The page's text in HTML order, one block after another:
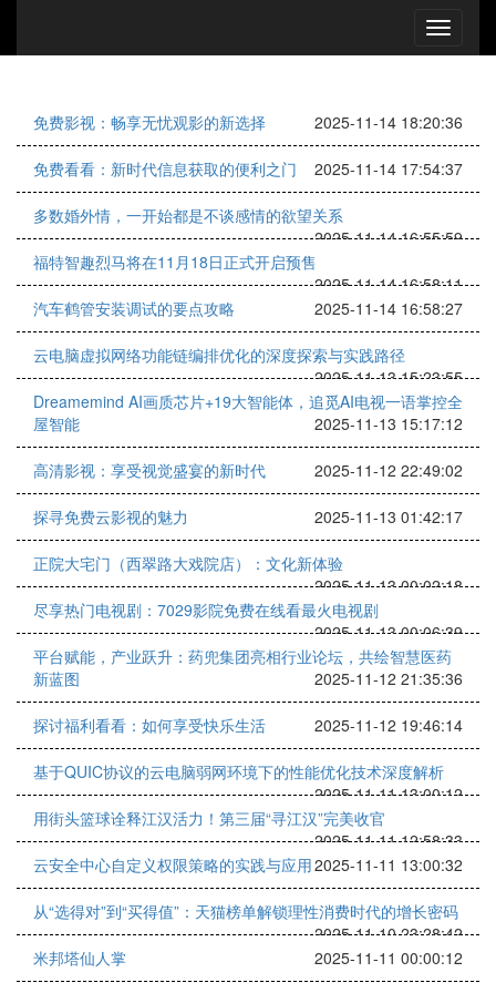
免费影视：畅享无忧观影的新选择 2025-11-14 18:20:36
免费看看：新时代信息获取的便利之门 2025-11-14 17:54:37
多数婚外情，一开始都是不谈感情的欲望关系
2025-11-14 16:55:59
福特智趣烈马将在11月18日正式开启预售
2025-11-14 16:58:11
汽车鹤管安装调试的要点攻略
2025-11-14 16:58:27
云电脑虚拟网络功能链编排优化的深度探索与实践路径
2025-11-13 15:23:55
Dreamemind AI画质芯片+19大智能体，追觅AI电视一语掌控全
屋智能
2025-11-13 15:17:12
高清影视：享受视觉盛宴的新时代 2025-11-12 22:49:02
探寻免费云影视的魅力 2025-11-13 01:42:17
正院大宅门（西翠路大戏院店）：文化新体验
2025-11-13 00:02:18
尽享热门电视剧：7029影院免费在线看最火电视剧
2025-11-13 00:06:39
平台赋能，产业跃升：药兜集团亮相行业论坛，共绘智慧医药
新蓝图
2025-11-12 21:35:36
探讨福利看看：如何享受快乐生活 2025-11-12 19:46:14
基于QUIC协议的云电脑弱网环境下的性能优化技术深度解析
2025-11-11 13:00:12
用街头篮球诠释江汉活力！第三届“寻江汉”完美收官
2025-11-11 12:58:33
云安全中心自定义权限策略的实践与应用2025-11-11 13:00:32
从“选得对”到“买得值”：天猫榜单解锁理性消费时代的增长密码
2025-11-10 23:28:42
米邦塔仙人掌
2025-11-11 00:00:12